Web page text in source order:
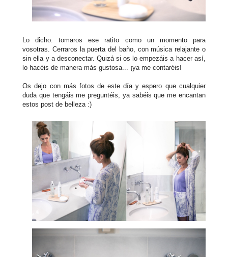
Lo dicho: tomaros ese ratito como un momento para
vosotras. Cerraros la puerta del baño, con música relajante o
sin ella y a desconectar. Quizá si os lo empezáis a hacer así,
lo hacéis de manera más gustosa... ¡ya me contaréis!
Os dejo con más fotos de este día y espero que cualquier
duda que tengáis me preguntéis, ya sabéis que me encantan
estos post de belleza :)